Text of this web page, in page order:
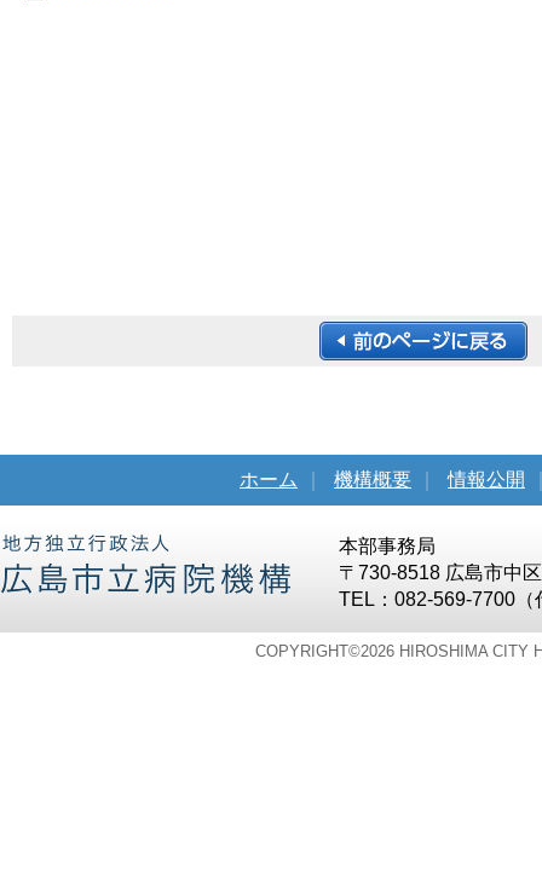
ホーム 機構概要 情報公開
本部事務局
〒730-8518 広島市中
TEL：082-569-7700
COPYRIGHT©2026 HIROSHIMA CITY